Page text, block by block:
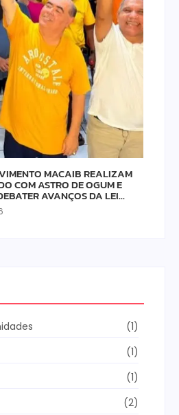
MACAIB REALIZAM
COM ASTRO DE OGUM E
AVANÇOS DA LEI…
(1)
(1)
(1)
(2)